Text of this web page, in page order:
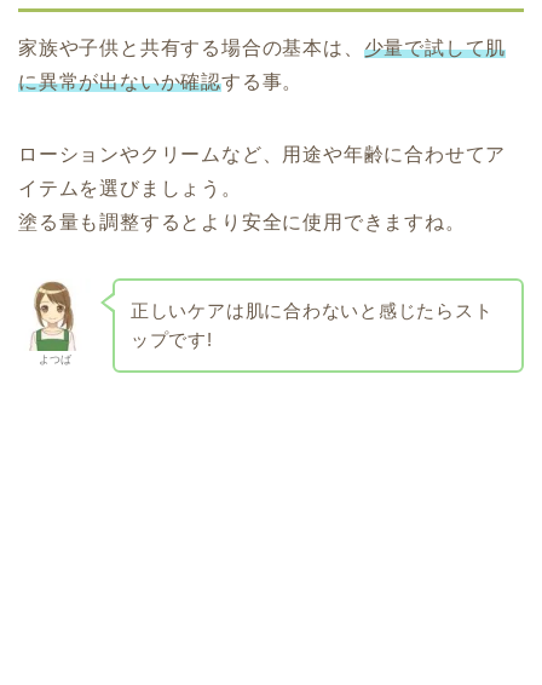
家族や子供と共有する場合の基本は、 少量で試して肌
に異常が出ないか確認す る事。
ローションやクリームなど、用途や年齢に合わせてア
イテムを選びましょう。
塗る量も調整するとより安全に使用できますね。
よつば
正しいケアは肌に合わないと感じたらスト
ップです!